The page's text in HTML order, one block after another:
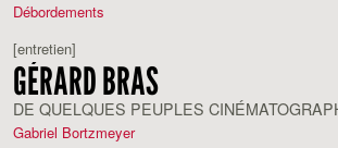
Débordements
[entretien]
GÉRARD BRAS
DE QUELQUES PEUPLES
Gabriel Bortzmeyer